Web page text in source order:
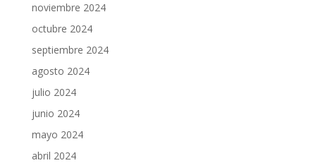
noviembre 2024
octubre 2024
septiembre 2024
agosto 2024
julio 2024
junio 2024
mayo 2024
abril 2024